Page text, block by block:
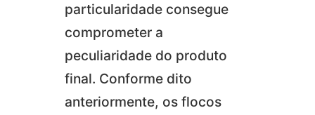
particularidade consegue
comprometer a
peculiaridade do produto
final. Conforme dito
anteriormente, os flocos